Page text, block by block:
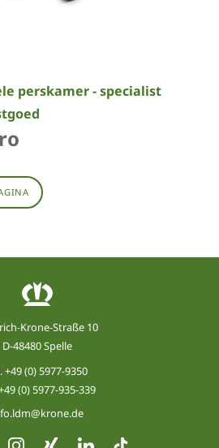
perskamer - specialist
Krone-Straße 10
D-48480 Spelle
+49 (0) 5977-9350
(0) 5977-935-339